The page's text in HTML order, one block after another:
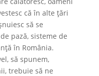
că în alte țări
să se
pază, sisteme de
în România.
să spunem,
trebuie să ne